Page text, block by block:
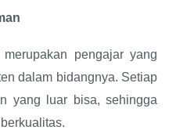
pengajar yang
dalam bidangnya. Setiap
yang luar bisa, sehingga